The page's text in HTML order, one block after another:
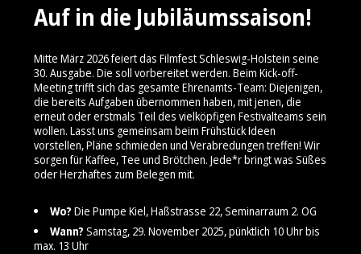
Auf in die Jubiläumssaison!
Mitte März 2026 feiert das Filmfest Schleswig-Holstein seine
30. Ausgabe. Die soll vorbereitet werden. Beim Kick-off-
Meeting trifft sich das gesamte Ehrenamts-Team: Diejenigen,
die bereits Aufgaben übernommen haben, mit jenen, die
erneut oder erstmals Teil des vielköpfigen Festivalteams sein
wollen. Lasst uns gemeinsam beim Frühstück Ideen
vorstellen, Pläne schmieden und Verabredungen treffen! Wir
sorgen für Kaffee, Tee und Brötchen. Jede*r bringt was Süßes
oder Herzhaftes zum Belegen mit.
Wo? Die Pumpe Kiel, Haßstrasse 22, Seminarraum 2. OG
Wann? Samstag, 29. November 2025, pünktlich 10 Uhr bis
max. 13 Uhr